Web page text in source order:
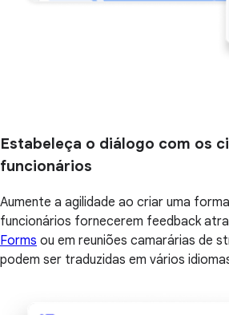
Estabeleça o diálogo com os
funcionários
Aumente a agilidade ao criar uma
funcionários fornecerem feedback
Forms ou em reuniões camarárias de
podem ser traduzidas em vários